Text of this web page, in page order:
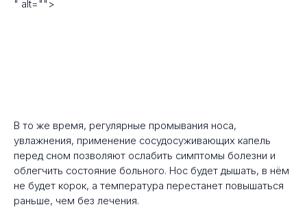
" alt="">
В то же время, регулярные промывания носа,
увлажнения, применение сосудосуживающих капель
перед сном позволяют ослабить симптомы болезни и
облегчить состояние больного. Нос будет дышать, в нём
не будет корок, а температура перестанет повышаться
раньше, чем без лечения.